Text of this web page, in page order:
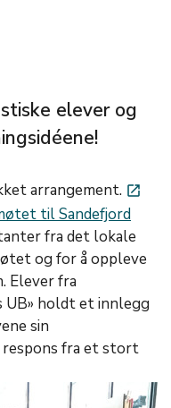
elever og
arrangement. launch
til Sandefjord
fra det lokale
og for å oppleve
Elever fra
UB» holdt et innlegg
sin
respons fra et stort